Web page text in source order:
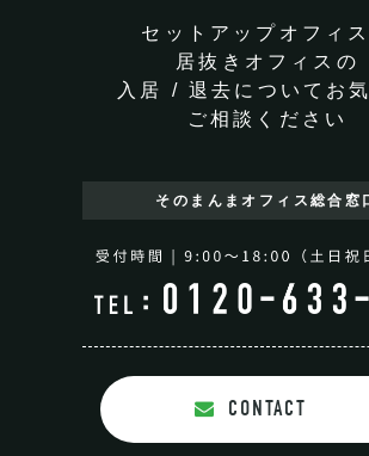
セットアップオフィス
居抜きオフィスの
入居 / 退去についてお
ご相談ください
そのまんまオフィス 総合窓
CONTACT